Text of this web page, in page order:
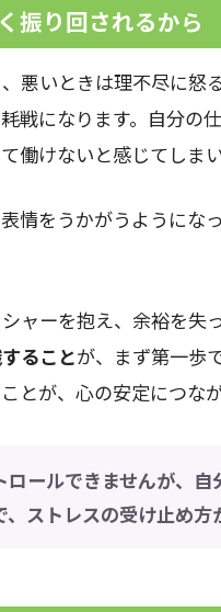
振り回されるから
悪いときは理不尽に怒
戦になります。自分の
働けないと感じてしまい
情をうかがうようにな
ャーを抱え、余裕を失
ることが、まず第一歩
とが、心の安定につなが
ロールできませんが、
ストレスの受け止め方